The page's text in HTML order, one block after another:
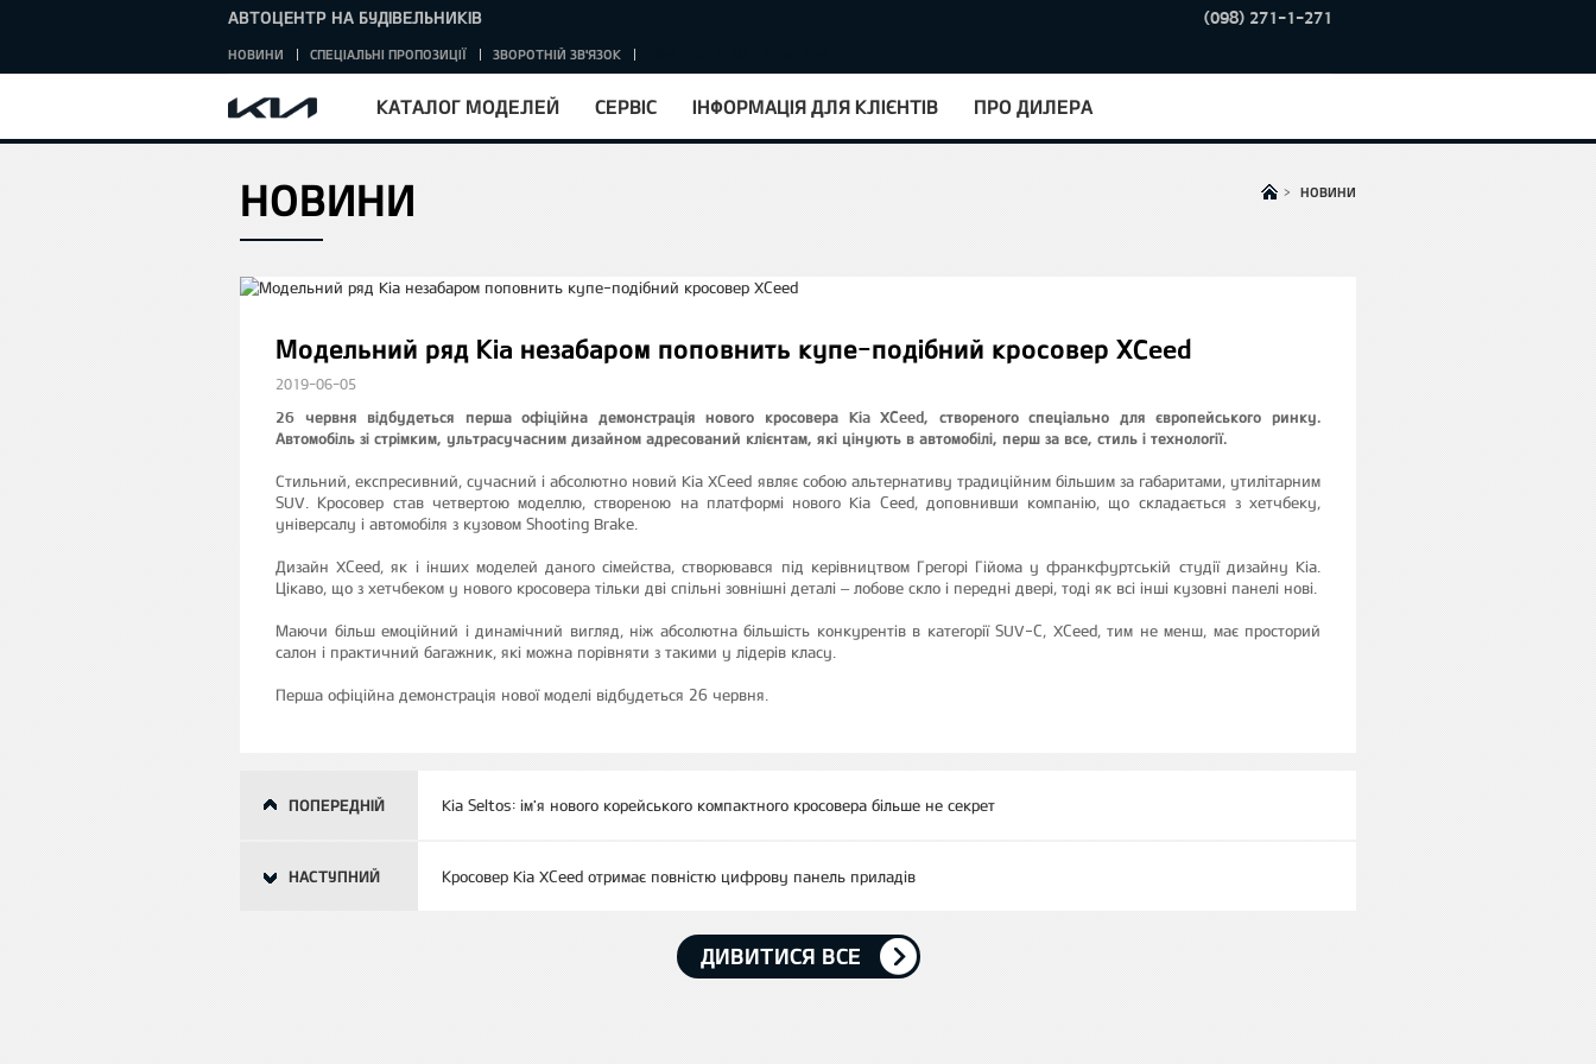
КАТАЛОГ МОДЕЛЕЙ СЕРВІС ІНФОРМАЦІЯ ДЛЯ КЛІЄНТІВ ПРО ДИЛЕРА
АВТОЦЕНТР НА БУДІВЕЛЬНИКІВ (098) 271-1-271
НОВИНИ СПЕЦІАЛЬНІ ПРОПОЗИЦІЇ ЗВОРОТНІЙ ЗВ'ЯЗОК
> НОВИНИ
НОВИНИ
Модельний ряд Kia незабаром поповнить купе-подібний кросовер XCeed
2019-06-05
26 червня відбудеться перша офіційна демонстрація нового кросовера Kia XCeed, створеного спеціально для європейського ринку.
Автомобіль зі стрімким, ультрасучасним дизайном адресований клієнтам, які цінують в автомобілі, перш за все, стиль і технології.
Стильний, експресивний, сучасний і абсолютно новий Kia XCeed являє собою альтернативу традиційним більшим за габаритами, утилітарним
SUV. Кросовер став четвертою моделлю, створеною на платформі нового Kia Ceed, доповнивши компанію, що складається з хетчбеку,
універсалу і автомобіля з кузовом Shooting Brake.
Дизайн XCeed, як і інших моделей даного сімейства, створювався під керівництвом Грегорі Гійома у франкфуртській студії дизайну Kia.
Цікаво, що з хетчбеком у нового кросовера тільки дві спільні зовнішні деталі – лобове скло і передні двері, тоді як всі інші кузовні панелі нові.
Маючи більш емоційний і динамічний вигляд, ніж абсолютна більшість конкурентів в категорії SUV-C, XCeed, тим не менш, має просторий
салон і практичний багажник, які можна порівняти з такими у лідерів класу.
Перша офіційна демонстрація нової моделі відбудеться 26 червня.
ПОПЕРЕДНІЙ Kia Seltos: ім'я нового корейського компактного кросовера більше не секрет
НАСТУПНИЙ Кросовер Kia XCeed отримає повністю цифрову панель приладів
ДИВИТИСЯ ВСЕ